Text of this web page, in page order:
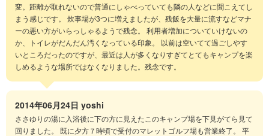
変。距離が取れないので普通にしゃべっていても隣の人などに聞こえてし
まう感じです。 炊事場が3つに増えましたが、残飯を大量に流すなどマナ
ーの悪い方がいらっしゃるようで残念。 利用者増加についていけないの
か、トイレがだんだん汚くなっている印象。 以前は空いてて過ごしやす
いところだったのですが、最近は人が多くなりすぎてとてもキャンプを楽
しめるような場所ではなくなりました。残念です。
2014年06月24日 yoshi
ささゆりの湯に入浴後に下の方に見えたこのキャンプ場を下見がてら見て
回りました。 既に夕方７時頃で受付のマレットゴルフ場も営業終了。 平